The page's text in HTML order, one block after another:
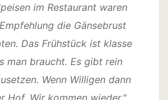
im Restaurant waren
die Gänsebrust
Das Frühstück ist klasse
man braucht. Es gibt rein
Wenn Willigen dann
Hof. Wir kommen wieder."